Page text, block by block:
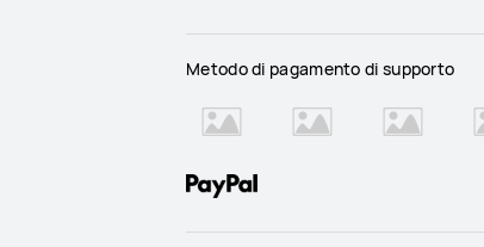
Metodo di pagamento di supporto